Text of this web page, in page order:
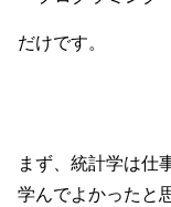
だけです。
まず、統計学は仕
学んでよかったと